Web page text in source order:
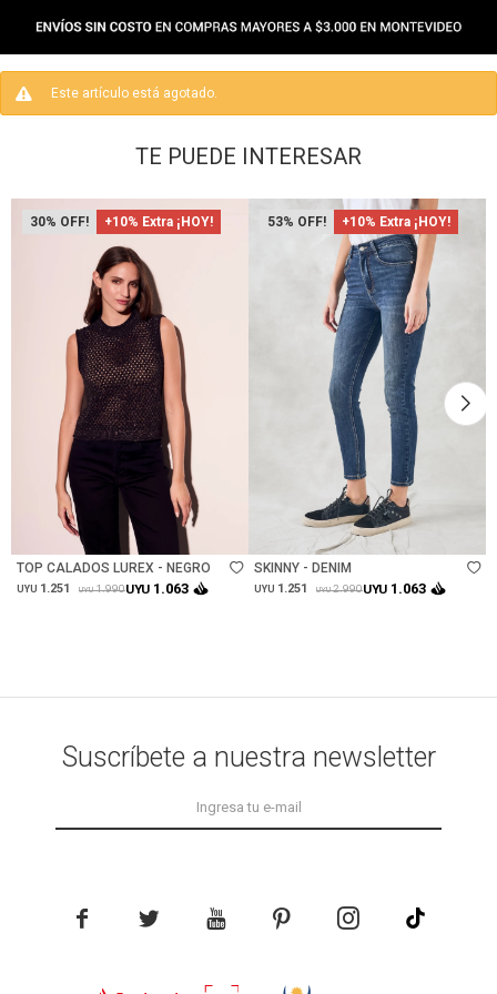
Este artículo está agotado.
TE PUEDE INTERESAR
30 +10% Extra ¡HOY!
Talle
TOP CALADOS LUREX - NEGRO
UYU 1.251 UYU 1.990UYU 1.063
53 +10% Extra ¡HOY!
Talle
SKINNY - DENIM
UYU 1.251 UYU 2.990UYU 1.063
Suscríbete a nuestra newsletter
    